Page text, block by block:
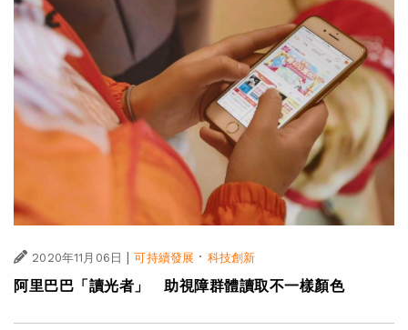
2020年11月06日 可持續發展 · 科技創新
阿里巴巴「讀光者」 助視障群體讀取不一樣顏色